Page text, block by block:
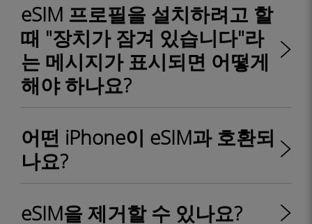
eSIM 프로필을 설치하려고 할
때 "장치가 잠겨 있습니다"라
는 메시지가 표시되면 어떻게
해야 하나요?
어떤 iPhone이 eSIM과 호환되
나요?
eSIM을 제거할 수 있나요?